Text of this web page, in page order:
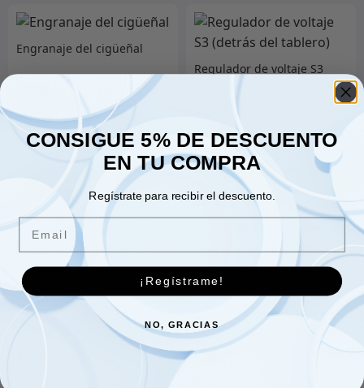
Engranaje del cigüeñal
Añadir al carrito
Regulador de voltaje S3
Añadir al carrito
Cabezal Speedo – S3 SWB
– Neumáticos 600 – 4
cilindros gasolina y diésel
Gomas de soporte de caja
de cambios con tuercas –
4 cilindros Gasolina
5.00
CONSIGUE 5% DE DESCUENTO
EN TU COMPRA
Regístrate para recibir el descuento.
¡Regístrame!
NO, GRACIAS